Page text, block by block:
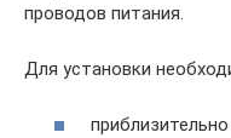
проводов питания.
Для установки